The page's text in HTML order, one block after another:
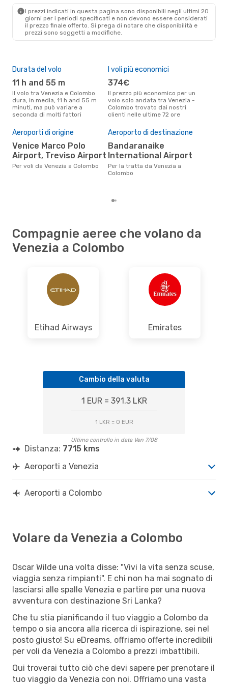
CMB- VCE
I prezzi indicati in questa pagina sono disponibili negli ultimi 20
giorni per i periodi specificati e non devono essere considerati
il ​​prezzo finale offerto. Si prega di notare che disponibilità e
prezzi sono soggetti a modifiche.
Durata del volo
11 h and 55 m
Il volo tra Venezia e Colombo
dura, in media, 11 h and 55 m
minuti, ma può variare a
seconda di molti fattori
I voli più economici
374€
Il prezzo più economico per un
volo solo andata tra Venezia -
Colombo trovato dai nostri
clienti nelle ultime 72 ore
Aeroporti di origine
Venice Marco Polo
Airport, Treviso Airport
Per voli da Venezia a Colombo
Aeroporto di destinazione
Bandaranaike
International Airport
Per la tratta da Venezia a
Colombo
Compagnie aeree che volano da
Venezia a Colombo
Etihad Airways Emirates
Cambio della valuta
1 EUR = 391.3 LKR
1 LKR = 0 EUR
Ultimo controllo in data Ven 7/08
Distanza: 7715 kms
Aeroporti a Venezia
Aeroporti a Colombo
Volare da Venezia a Colombo
Oscar Wilde una volta disse: "Vivi la vita senza scuse,
viaggia senza rimpianti". E chi non ha mai sognato di
lasciarsi alle spalle Venezia e partire per una nuova
avventura con destinazione Sri Lanka?
Che tu stia pianificando il tuo viaggio a Colombo da
tempo o sia ancora alla ricerca di ispirazione, sei nel
posto giusto! Su eDreams, offriamo offerte incredibili
per voli da Venezia a Colombo a prezzi imbattibili.
Qui troverai tutto ciò che devi sapere per prenotare il
tuo viaggio da Venezia con noi. Offriamo una vasta